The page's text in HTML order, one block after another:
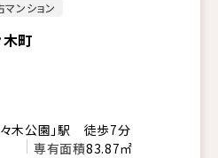
マンション
木町
々木公園」駅 徒歩7分
専有面積83.87㎡